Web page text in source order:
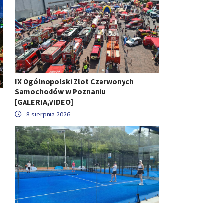
IX Ogólnopolski Zlot Czerwonych
Samochodów w Poznaniu
[GALERIA,VIDEO]
8 sierpnia 2026